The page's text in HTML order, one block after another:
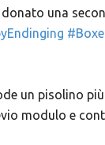
donato una
un pisolino
modulo e